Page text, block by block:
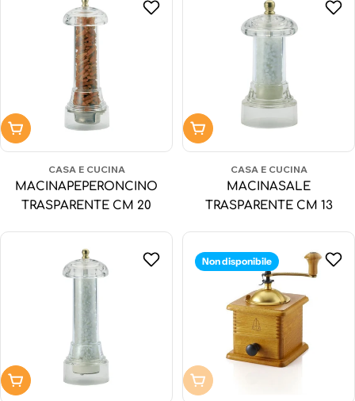
Aggiungi al carrello
CASA E CUCINA
MACINAPEPERONCINO
TRASPARENTE CM 20
Aggiungi al carrello
CASA E CUCINA
MACINASALE
TRASPARENTE CM 13
Aggiungi al carrello
Non disponibile
Non disponibile